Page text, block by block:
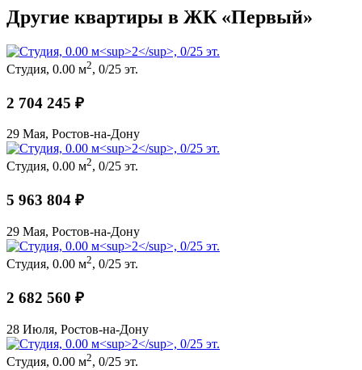
Другие квартиры в ЖК «Первый»
Студия, 0.00 м2, 0/25 эт.
2 704 245 ₽
29 Мая, Ростов-на-Дону
Студия, 0.00 м2, 0/25 эт.
5 963 804 ₽
29 Мая, Ростов-на-Дону
Студия, 0.00 м2, 0/25 эт.
2 682 560 ₽
28 Июля, Ростов-на-Дону
Студия, 0.00 м2, 0/25 эт.